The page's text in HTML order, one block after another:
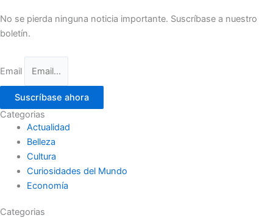
No se pierda ninguna noticia importante. Suscríbase a nuestro
boletín.
Email
Suscríbase ahora
Categorias
Actualidad
Belleza
Cultura
Curiosidades del Mundo
Economía
Categorias